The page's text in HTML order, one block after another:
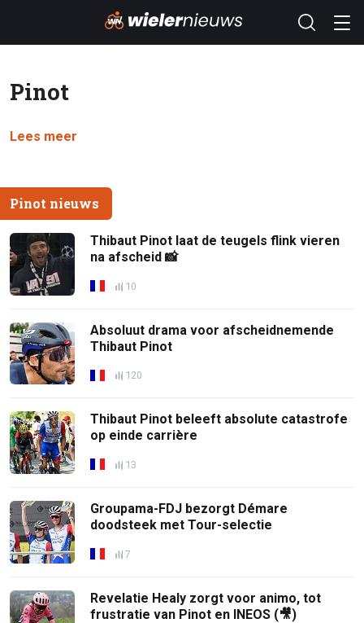
Pinot
Lees meer
Pinot nieuws
Thibaut Pinot laat de teugels flink vieren
na afscheid 📸
10
Absoluut drama voor afscheidnemende
Thibaut Pinot
120
Thibaut Pinot beleeft absolute catastrofe
op einde carrière
13
Groupama-FDJ bezorgt Démare
doodsteek met Tour-selectie
7
Revelatie Healy zorgt voor animo, tot
frustratie van Pinot en INEOS (🎥)